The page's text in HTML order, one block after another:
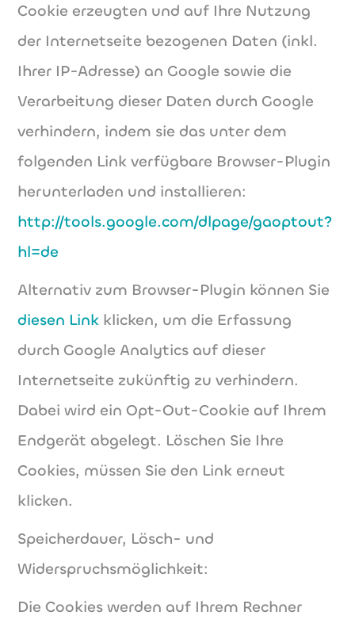
Cookie erzeugten und auf Ihre Nutzung
der Internetseite bezogenen Daten (inkl.
Ihrer IP-Adresse) an Google sowie die
Verarbeitung dieser Daten durch Google
verhindern, indem sie das unter dem
folgenden Link verfügbare Browser-Plugin
herunterladen und installieren:
http://tools.google.com/dlpage/gaoptout?
hl=de
Alternativ zum Browser-Plugin können Sie
diesen Link klicken, um die Erfassung
durch Google Analytics auf dieser
Internetseite zukünftig zu verhindern.
Dabei wird ein Opt-Out-Cookie auf Ihrem
Endgerät abgelegt. Löschen Sie Ihre
Cookies, müssen Sie den Link erneut
klicken.
Speicherdauer, Lösch- und
Widerspruchsmöglichkeit:
Die Cookies werden auf Ihrem Rechner